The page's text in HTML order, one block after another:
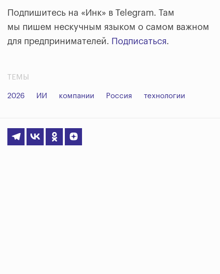
Подпишитесь на «Инк» в Telegram. Там
мы пишем нескучным языком о самом важном
для предпринимателей. Подписаться.
ТЕМЫ
2026 ИИ компании Россия технологии